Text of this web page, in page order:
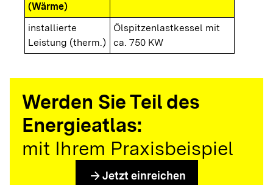
(Wärme)
installierte
Leistung (therm.)
Ölspitzenlastkessel mit
ca. 750 KW
Werden Sie Teil des
Energieatlas:
mit Ihrem Praxisbeispiel
arrow_forward Jetzt einreichen